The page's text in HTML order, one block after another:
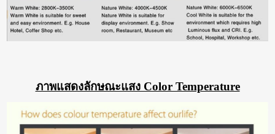
ภาพแสดงลักษณะแสง Color Temperature